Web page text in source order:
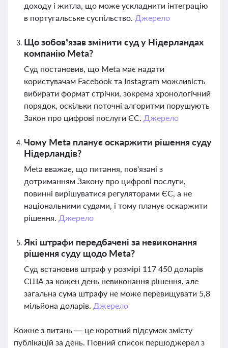
доходу і житла, що може ускладнити інтеграцію
в португальське суспільство. Джерело
Що зобов’язав змінити суд у Нідерландах
компанію Meta?
Суд постановив, що Meta має надати
користувачам Facebook та Instagram можливість
вибирати формат стрічки, зокрема хронологічний
порядок, оскільки поточні алгоритми порушують
Закон про цифрові послуги ЄС. Джерело
Чому Meta планує оскаржити рішення суду
Нідерландів?
Meta вважає, що питання, пов'язані з
дотриманням Закону про цифрові послуги,
повинні вирішуватися регуляторами ЄС, а не
національними судами, і тому планує оскаржити
рішення. Джерело
Які штрафи передбачені за невиконання
рішення суду щодо Meta?
Суд встановив штраф у розмірі 117 450 доларів
США за кожен день невиконання рішення, але
загальна сума штрафу не може перевищувати 5,8
мільйона доларів. Джерело
Кожне з питань — це короткий підсумок змісту
публікацій за день. Повний список першоджерел з